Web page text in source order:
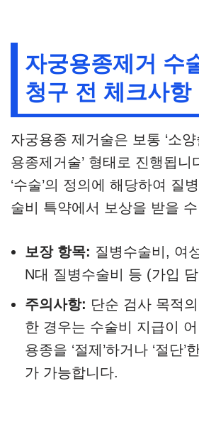
자궁용종제거 수
청구 전 체크사항
자궁용종 제거술은 보통 ‘소양
용종제거술’ 형태로 진행됩
‘수술’의 정의에 해당하여 질
술비 특약에서 보상을 받을
보장 항목: 질병수술비, 여
N대 질병수술비 등 (가입
주의사항: 단순 검사 목적
한 경우는 수술비 지급이
용종을 ‘절제’하거나 ‘절단’
가 가능합니다.